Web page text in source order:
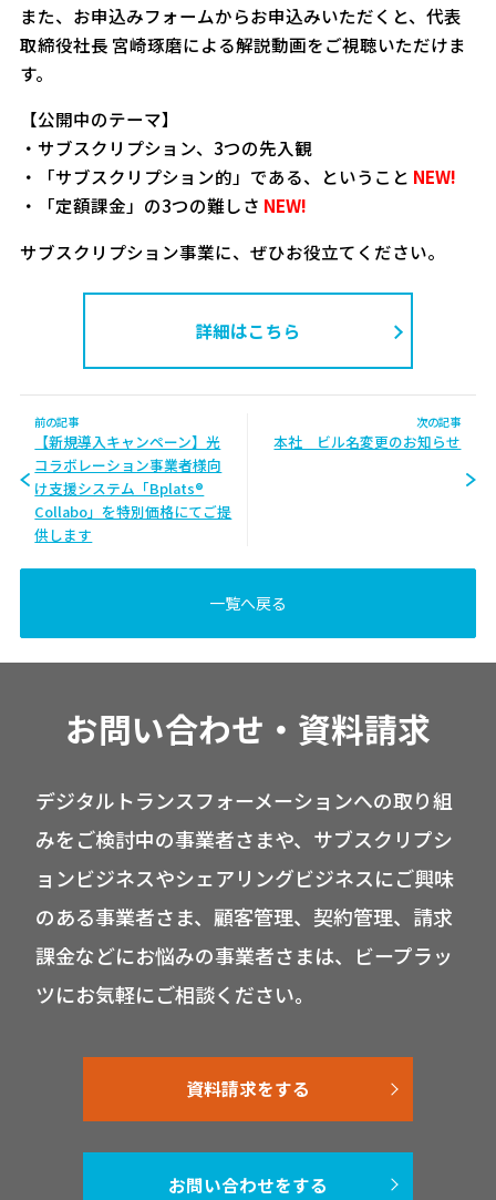
また、お申込みフォームからお申込みいただくと、代表
取締役社長 宮崎琢磨による解説動画をご視聴いただけま
す。
【公開中のテーマ】
・サブスクリプション、3つの先入観
・「サブスクリプション的」である、ということ NEW!
・「定額課金」の3つの難しさ NEW!
サブスクリプション事業に、ぜひお役立てください。
詳細はこちら
前の記事
【新規導入キャンペーン】光
コラボレーション事業者様向
け支援システム「Bplats®
Collabo」を特別価格にてご提
供します
次の記事
本社 ビル名変更のお知らせ
一覧へ戻る
お問い合わせ・資料請求
デジタルトランスフォーメーションへの取り組
みをご検討中の事業者さまや、サブスクリプシ
ョンビジネスやシェアリングビジネスにご興味
のある事業者さま、顧客管理、契約管理、請求
課金などにお悩みの事業者さまは、ビープラッ
ツにお気軽にご相談ください。
資料請求をする
お問い合わせをする